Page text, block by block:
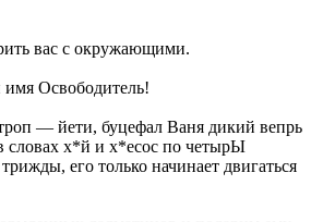
вас с окружающими.
имя Освободитель!
— йети, буцефал Ваня дикий вепрь
словах х*й и х*есос по четырЫ
его только начинает двигаться